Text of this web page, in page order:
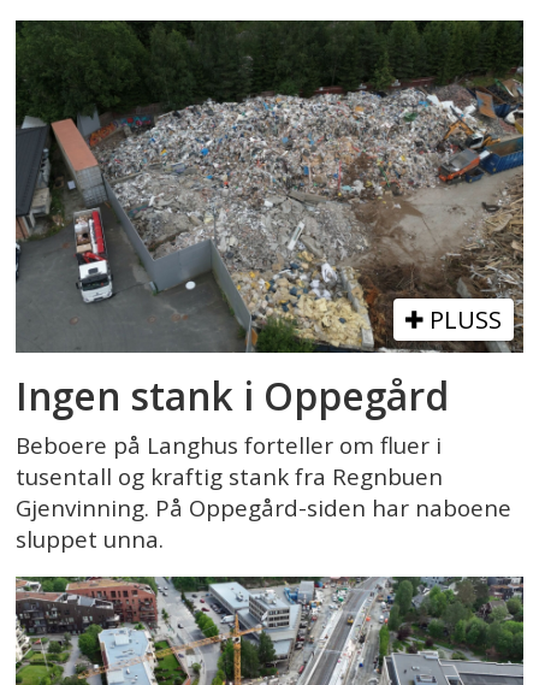
PLUSS
Ingen stank i Oppegård
Beboere på Langhus forteller om fluer i
tusentall og kraftig stank fra Regnbuen
Gjenvinning. På Oppegård-siden har naboene
sluppet unna.